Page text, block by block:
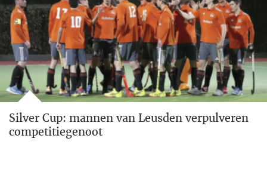
Silver Cup: mannen van Leusden verpulveren
competitiegenoot